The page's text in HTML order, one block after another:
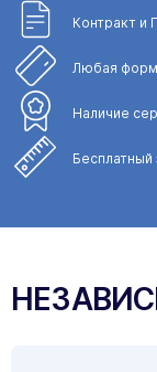
Контракт и
Любая
Наличие
Бесплатный